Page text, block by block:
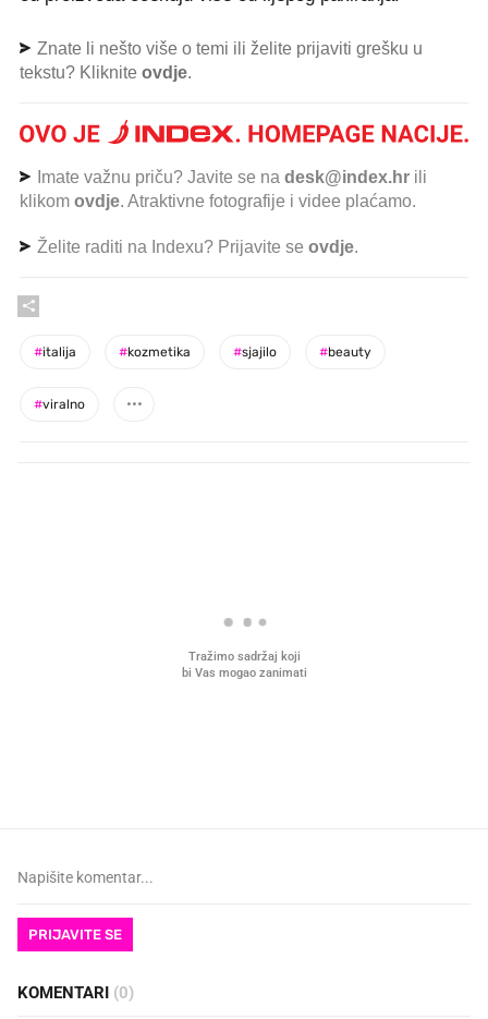
Znate li nešto više o temi ili želite prijaviti grešku u
tekstu? Kliknite ovdje.
Imate važnu priču? Javite se na desk@index.hr ili
klikom ovdje. Atraktivne fotografije i videe plaćamo.
Želite raditi na Indexu? Prijavite se ovdje.
#italija #kozmetika #sjajilo #beauty
#viralno
PRIJAVITE SE
KOMENTARI (0)